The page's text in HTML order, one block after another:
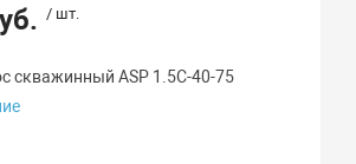
/ шт.
скважинный ASP 1.5C-40-75